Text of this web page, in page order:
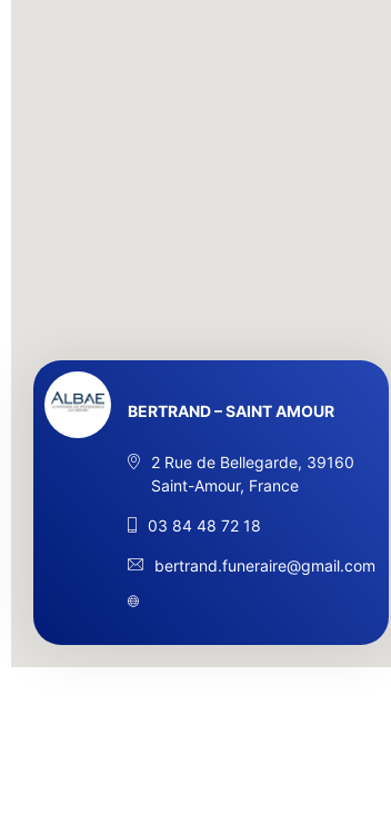
BERTRAND – SAINT AMOUR
2 Rue de Bellegarde, 39160
Saint-Amour, France
03 84 48 72 18
bertrand.funeraire@gmail.com